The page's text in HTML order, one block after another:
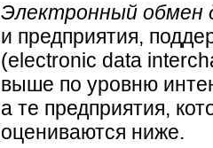
Электронный обмен
и предприятия,
(electronic data
выше по уровню
а те предприятия,
оцениваются ниже.